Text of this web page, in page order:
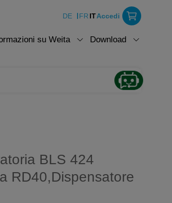
DE FR ITAccedi
su Weita Download
BLS 424
RD40,Dispensatore